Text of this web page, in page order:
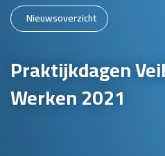
Nieuwsoverzicht
Praktijkdagen
Werken 2021